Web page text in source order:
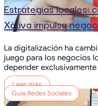
Estrategias locales:
Xàtiva impulsa
La digitalización ha
juego para los negocios
depender exclusivamente
Leer más
Guía Redes Sociales